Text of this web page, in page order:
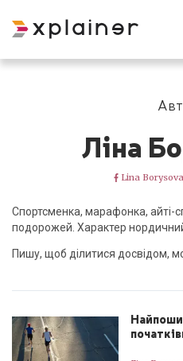
Ліна
Lina Borysova
Спортсменка, марафонка, айті-
подорожей. Характер
Пишу, щоб ділитися досвідом,